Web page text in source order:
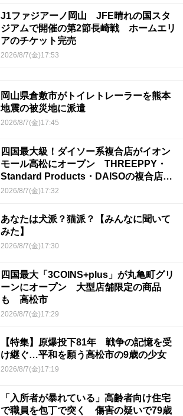
J1ファジアーノ岡山 JFE晴れの国スタ
ジアムで開催の第2節長崎戦 ホームエリ
アのチケット完売
2026/8/7(金)17:53
岡山県倉敷市がトイレトレーラーを熊本
地震の被災地に派遣
2026/8/7(金)17:45
四国最大級！ダイソー系複合店がイオン
モール高松にオープン THREEPPY・
Standard Products・DAISOの複合店は
香川県初
2026/8/7(金)17:32
あなたは犬派？猫派？【みんなに聞いて
みた】
2026/8/7(金)17:30
四国最大「3COINS+plus」が丸亀町グリ
ーンにオープン 大型店舗限定の商品
も 高松市
2026/8/7(金)17:29
【特集】原爆投下81年 戦争の記憶を受
け継ぐ…平和を願う高松市の9歳の少女
2026/8/7(金)17:19
「入所者が暴れている」高齢者向け住宅
で職員を包丁で突く 傷害の疑いで79歳